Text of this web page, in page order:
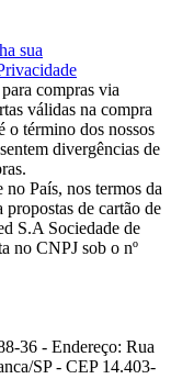
sua
compras via
válidas na compra
o término dos nossos
divergências de
País, nos termos da
de cartão de
S.A Sociedade de
no CNPJ sob o nº
36 - Endereço: Rua
SP - CEP 14.403-